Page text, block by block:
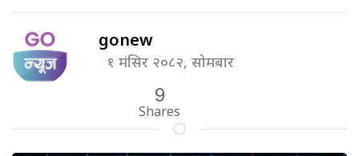
gonew
१ मंसिर २०८२, सोमबार
9
Shares